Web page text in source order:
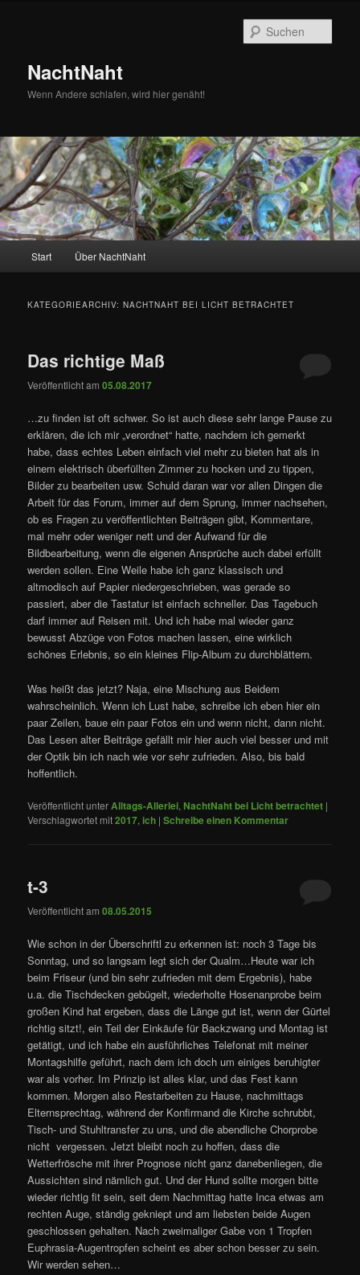
NachtNaht
Wenn Andere schlafen, wird hier genäht!
Start Über NachtNaht
KATEGORIEARCHIV:NACHTNAHT BEI LICHT BETRACHTET
Das richtige Maß
Veröffentlicht am05.08.2017
…zu finden ist oft schwer. So ist auch diese sehr lange Pause zu
erklären, die ich mir „verordnet“ hatte, nachdem ich gemerkt
habe, dass echtes Leben einfach viel mehr zu bieten hat als in
einem elektrisch überfüllten Zimmer zu hocken und zu tippen,
Bilder zu bearbeiten usw. Schuld daran war vor allen Dingen die
Arbeit für das Forum, immer auf dem Sprung, immer nachsehen,
ob es Fragen zu veröffentlichten Beiträgen gibt, Kommentare,
mal mehr oder weniger nett und der Aufwand für die
Bildbearbeitung, wenn die eigenen Ansprüche auch dabei erfüllt
werden sollen. Eine Weile habe ich ganz klassisch und
altmodisch auf Papier niedergeschrieben, was gerade so
passiert, aber die Tastatur ist einfach schneller. Das Tagebuch
darf immer auf Reisen mit. Und ich habe mal wieder ganz
bewusst Abzüge von Fotos machen lassen, eine wirklich
schönes Erlebnis, so ein kleines Flip-Album zu durchblättern.
Was heißt das jetzt? Naja, eine Mischung aus Beidem
wahrscheinlich. Wenn ich Lust habe, schreibe ich eben hier ein
paar Zeilen, baue ein paar Fotos ein und wenn nicht, dann nicht.
Das Lesen alter Beiträge gefällt mir hier auch viel besser und mit
der Optik bin ich nach wie vor sehr zufrieden. Also, bis bald
hoffentlich.
Veröffentlicht unterAlltags-Allerlei,NachtNaht bei Licht betrachtet |
Verschlagwortet mit2017,ich |Schreibe einen Kommentar
t-3
Veröffentlicht am08.05.2015
Wie schon in der Überschriftl zu erkennen ist: noch 3 Tage bis
Sonntag, und so langsam legt sich der Qualm…Heute war ich
beim Friseur (und bin sehr zufrieden mit dem Ergebnis), habe
u.a. die Tischdecken gebügelt, wiederholte Hosenanprobe beim
großen Kind hat ergeben, dass die Länge gut ist, wenn der Gürtel
richtig sitzt!, ein Teil der Einkäufe für Backzwang und Montag ist
getätigt, und ich habe ein ausführliches Telefonat mit meiner
Montagshilfe geführt, nach dem ich doch um einiges beruhigter
war als vorher. Im Prinzip ist alles klar, und das Fest kann
kommen. Morgen also Restarbeiten zu Hause, nachmittags
Elternsprechtag, während der Konfirmand die Kirche schrubbt,
Tisch- und Stuhltransfer zu uns, und die abendliche Chorprobe
nicht vergessen. Jetzt bleibt noch zu hoffen, dass die
Wetterfrösche mit ihrer Prognose nicht ganz danebenliegen, die
Aussichten sind nämlich gut. Und der Hund sollte morgen bitte
wieder richtig fit sein, seit dem Nachmittag hatte Inca etwas am
rechten Auge, ständig gekniept und am liebsten beide Augen
geschlossen gehalten. Nach zweimaliger Gabe von 1 Tropfen
Euphrasia-Augentropfen scheint es aber schon besser zu sein.
Wir werden sehen…